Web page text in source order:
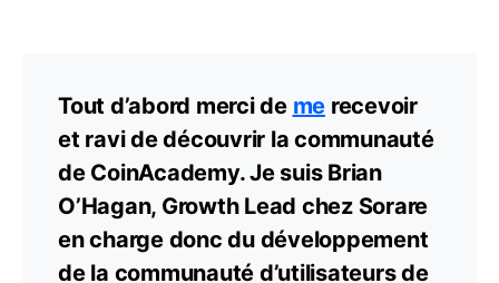
Tout d’abord merci de me recevoir
et ravi de découvrir la communauté
de CoinAcademy. Je suis Brian
O’Hagan, Growth Lead chez Sorare
en charge donc du développement
de la communauté d’utilisateurs de